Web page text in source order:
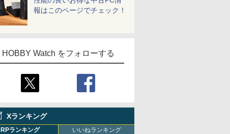
報はこのページでチェック！
HOBBY Watch をフォローする
Xランキング
RPランキング いいねランキング